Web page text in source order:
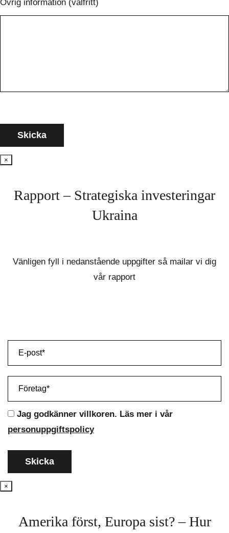
Övrig information (valfritt)
×
Rapport – Strategiska investeringar
Ukraina
Vänligen fyll i nedanstående uppgifter så mailar vi dig
vår rapport
Jag godkänner villkoren. Läs mer i vår
personuppgiftspolicy
×
Amerika först, Europa sist? – Hur